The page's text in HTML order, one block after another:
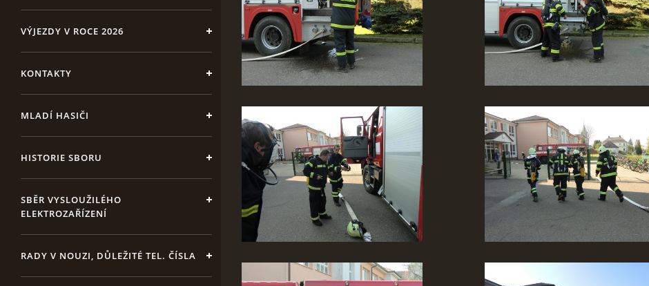
VÝJEZDY V ROCE 2026
KONTAKTY
MLADÍ HASIČI
HISTORIE SBORU
SBĚR VYSLOUŽILÉHO
ELEKTROZAŘÍZENÍ
RADY V NOUZI, DŮLEŽITÉ TEL. ČÍSLA